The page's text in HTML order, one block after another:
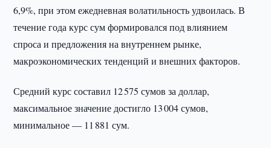
6,9%, при этом ежедневная волатильность удвоилась. В
течение года курс сум формировался под влиянием
спроса и предложения на внутреннем рынке,
макроэкономических тенденций и внешних факторов.
Средний курс составил 12 575 сумов за доллар,
максимальное значение достигло 13 004 сумов,
минимальное — 11 881 сум.